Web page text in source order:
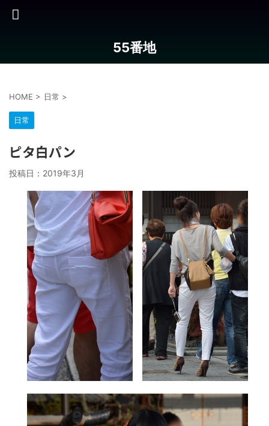
55番地
HOME > 日常 >
日常
ピタ白パン
投稿日： 2019年3月